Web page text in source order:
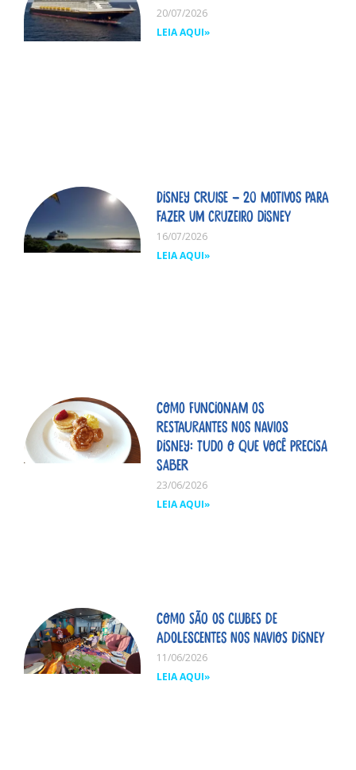
20/07/2026
LEIA AQUI»
Disney Cruise – 20 motivos para
fazer um cruzeiro Disney
16/07/2026
LEIA AQUI»
Como funcionam os
restaurantes nos navios
Disney: tudo o que você precisa
saber
23/06/2026
LEIA AQUI»
Como são os clubes de
adolescentes nos navios Disney
11/06/2026
LEIA AQUI»